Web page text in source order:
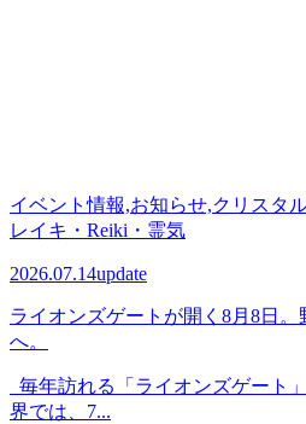
イベント情報,お知らせ,クリスタ
レイキ・Reiki・霊気
2026.07.14update
ライオンズゲートが開く8月8日
へ。
毎年訪れる「ライオンズゲート
界では、7...